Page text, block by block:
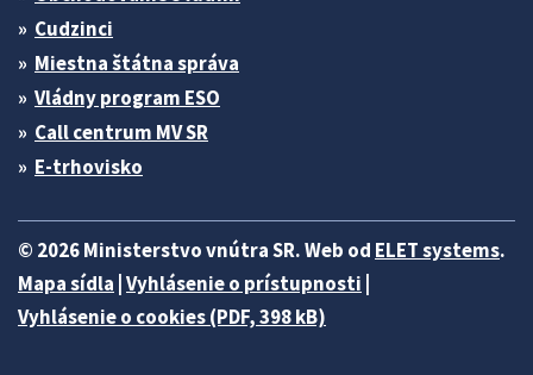
Cudzinci
Miestna štátna správa
Vládny program ESO
Call centrum MV SR
E-trhovisko
© 2026 Ministerstvo vnútra SR. Web od ELET systems.
Mapa sídla Vyhlásenie o prístupnosti
Vyhlásenie o cookies (PDF, 398 kB)